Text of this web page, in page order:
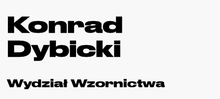
Konrad
Dybicki
Wydział Wzornictwa